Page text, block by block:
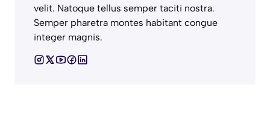
velit. Natoque tellus semper taciti nostra.
Semper pharetra montes habitant congue
integer magnis.